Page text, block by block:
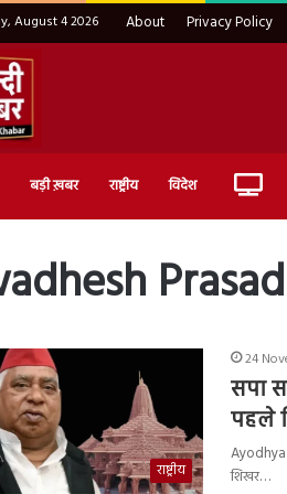
August 4 2026 About Privacy Policy
बड़ी ख़बर राष्ट्रीय विदेश Live
Prasad
राष्ट्रीय
24
सपा
पहले
Ayodhya
शिखर…